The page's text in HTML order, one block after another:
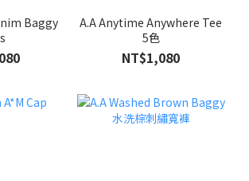
Baggy
A.A Anytime Anywhere Tee
5色
NT$1,080